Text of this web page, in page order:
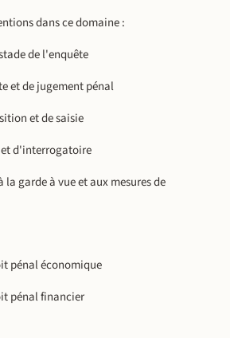
dans ce domaine :
de l'enquête
et de jugement pénal
et de saisie
et d'interrogatoire
la garde à vue et aux mesures de
pénal économique
pénal financier